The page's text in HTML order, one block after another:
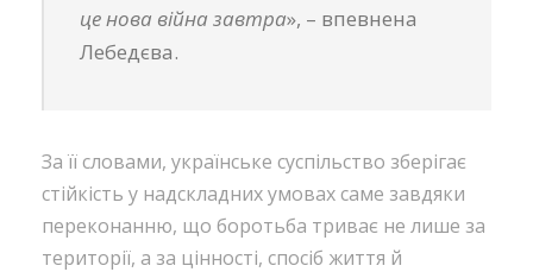
це нова війна завтра», – впевнена
Лебедєва.
За її словами, українське суспільство зберігає
стійкість у надскладних умовах саме завдяки
переконанню, що боротьба триває не лише за
території, а за цінності, спосіб життя й